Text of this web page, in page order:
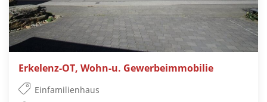
Erkelenz-OT, Wohn-u. Gewerbeimmobilie
Einfamilienhaus